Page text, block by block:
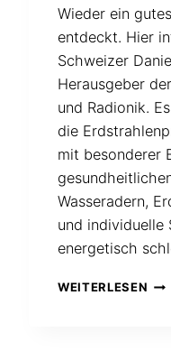
Wieder ein
entdeckt. Hier
Schweizer
Herausgeber
und Radionik.
die
mit besonderer
Wasseradern,
und individuelle
energetisch
WEITERLESEN